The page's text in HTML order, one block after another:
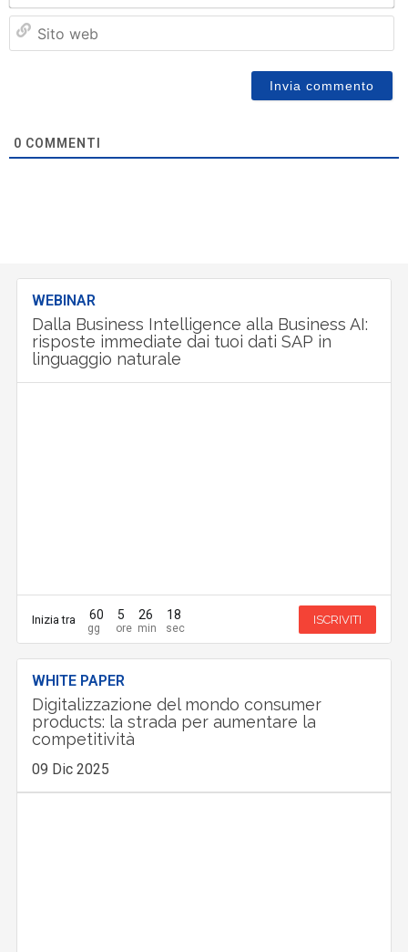
0 COMMENTI
WEBINAR
Dalla Business Intelligence alla Business AI:
risposte immediate dai tuoi dati SAP in
linguaggio naturale
Inizia tra 60 5 26 17 ISCRIVITI
WHITE PAPER
Digitalizzazione del mondo consumer
products: la strada per aumentare la
competitività
09 Dic 2025